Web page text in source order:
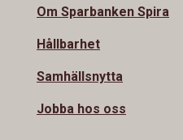
Om Sparbanken Spira
Hållbarhet
Samhällsnytta
Jobba hos oss